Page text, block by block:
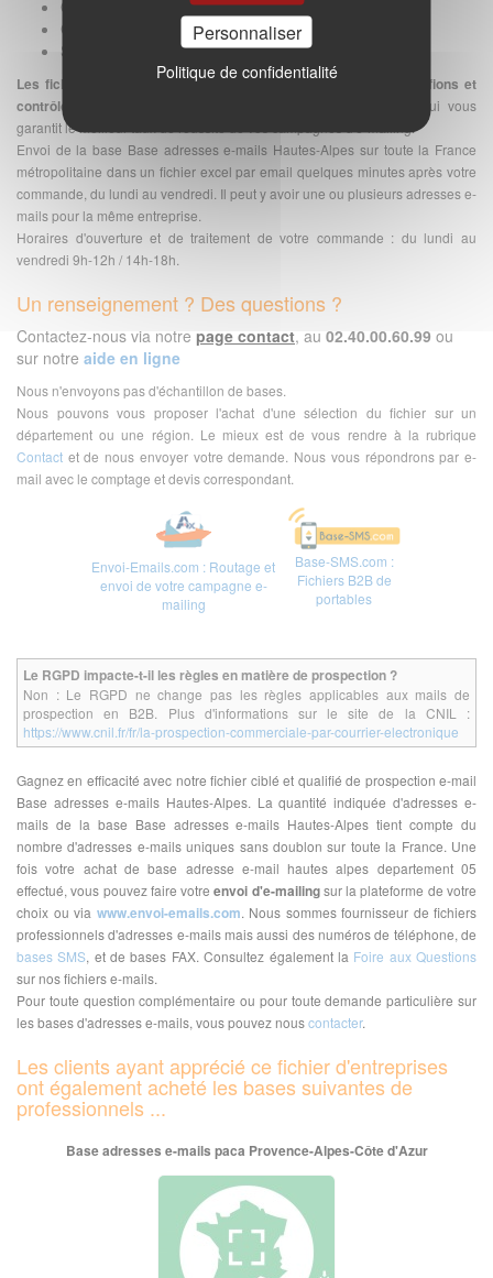
Outil de rédaction et envoi de votre campagne
Gestion des désinscriptions
Suivi des statistiques (ouvertures, clics, rebonds)
Les fichiers emails sont préparés à la commande car nous vérifions et
contrôlons chaque jour la validité des adresses e-mails
, ce qui vous
garantit le meilleur taux de réussite de vos campagnes d'e-mailing.
Envoi de la base Base adresses e-mails Hautes-Alpes sur toute la France
métropolitaine dans un fichier excel par email quelques minutes après votre
commande, du lundi au vendredi. Il peut y avoir une ou plusieurs adresses e-
mails pour la même entreprise.
Horaires d'ouverture et de traitement de votre commande : du lundi au
vendredi 9h-12h / 14h-18h.
Un renseignement ? Des questions ?
Contactez-nous via notre page contact, au 02.40.00.60.99 ou
sur notre aide en ligne
Nous n'envoyons pas d'échantillon de bases.
Nous pouvons vous proposer l'achat d'une sélection du fichier sur un
département ou une région. Le mieux est de vous rendre à la rubrique
Contact et de nous envoyer votre demande. Nous vous répondrons par e-
mail avec le comptage et devis correspondant.
Envoi-Emails.com : Routage et
envoi de votre campagne e-
mailing
Base-SMS.com :
Fichiers B2B de
portables
Le RGPD impacte-t-il les règles en matière de prospection ?
Non : Le RGPD ne change pas les règles applicables aux mails de
prospection en B2B. Plus d'informations sur le site de la CNIL :
https://www.cnil.fr/fr/la-prospection-commerciale-par-courrier-electronique
Gagnez en efficacité avec notre fichier ciblé et qualifié de prospection e-mail
Base adresses e-mails Hautes-Alpes. La quantité indiquée d'adresses e-
mails de la base Base adresses e-mails Hautes-Alpes tient compte du
nombre d'adresses e-mails uniques sans doublon sur toute la France. Une
fois votre achat de base adresse e-mail hautes alpes departement 05
effectué, vous pouvez faire votreenvoi d'e-mailingsur la plateforme de votre
choix ou via www.envoi-emails.com. Nous sommes fournisseur de fichiers
professionnels d'adresses e-mails mais aussi des numéros de téléphone, de
bases SMS, et de bases FAX. Consultez également la Foire aux Questions
sur nos fichiers e-mails.
Pour toute question complémentaire ou pour toute demande particulière sur
les bases d'adresses e-mails, vous pouvez nouscontacter.
Les clients ayant apprécié ce fichier d'entreprises
ont également acheté les bases suivantes de
professionnels ...
Base adresses e-mails paca Provence-Alpes-Côte d'Azur
Personnaliser
Politique de confidentialité